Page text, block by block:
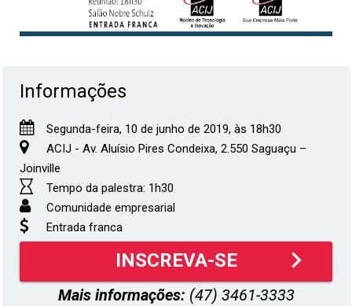
Informações
Segunda-feira, 10 de junho de 2019, às 18h30
ACIJ - Av. Aluísio Pires Condeixa, 2.550 Saguaçu –
Joinville
Tempo da palestra: 1h30
Comunidade empresarial
Entrada franca
INSCREVA-SE keyboard_arrow_right
Mais informações: (47) 3461-3333